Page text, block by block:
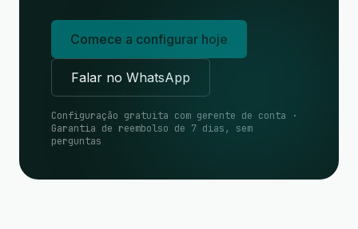
Comece a configurar hoje
Falar no WhatsApp
Configuração gratuita com gerente de conta ·
Garantia de reembolso de 7 dias, sem
perguntas